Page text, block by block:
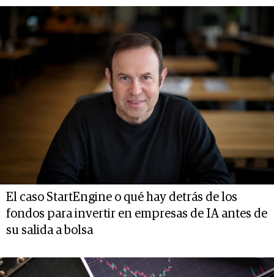
El caso StartEngine o qué hay detrás de los
fondos para invertir en empresas de IA antes de
su salida a bolsa